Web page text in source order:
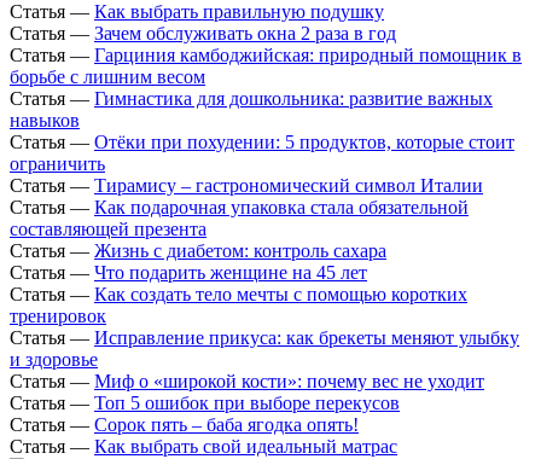
Статья — Как выбрать правильную подушку
Статья — Зачем обслуживать окна 2 раза в год
Статья — Гарциния камбоджийская: природный помощник в
борьбе с лишним весом
Статья — Гимнастика для дошкольника: развитие важных
навыков
Статья — Отёки при похудении: 5 продуктов, которые стоит
ограничить
Статья — Тирамису – гастрономический символ Италии
Статья — Как подарочная упаковка стала обязательной
составляющей презента
Статья — Жизнь с диабетом: контроль сахара
Статья — Что подарить женщине на 45 лет
Статья — Как создать тело мечты с помощью коротких
тренировок
Статья — Исправление прикуса: как брекеты меняют улыбку
и здоровье
Статья — Миф о «широкой кости»: почему вес не уходит
Статья — Топ 5 ошибок при выборе перекусов
Статья — Сорок пять – баба ягодка опять!
Статья — Как выбрать свой идеальный матрас